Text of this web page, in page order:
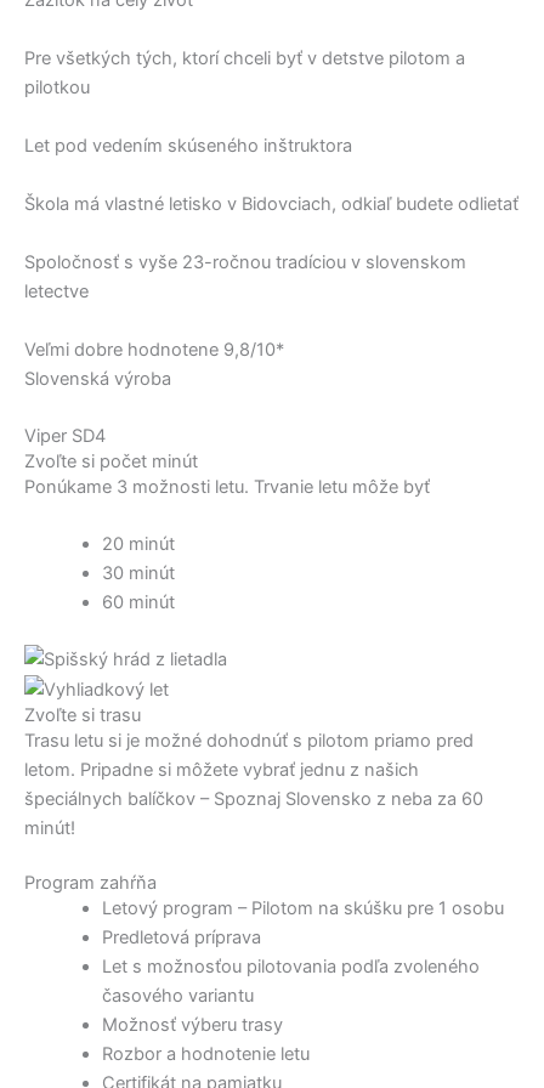
Pre všetkých tých, ktorí chceli byť v detstve pilotom a
pilotkou
Let pod vedením skúseného inštruktora
Škola má vlastné letisko v Bidovciach, odkiaľ budete odlietať
Spoločnosť s vyše 23-ročnou tradíciou v slovenskom
letectve
Veľmi dobre hodnotene 9,8/10*
Slovenská výroba
Viper SD4
Zvoľte si počet minút
Ponúkame 3 možnosti letu. Trvanie letu môže byť
20 minút
30 minút
60 minút
Zvoľte si trasu
Trasu letu si je možné dohodnúť s pilotom priamo pred
letom. Pripadne si môžete vybrať jednu z našich
špeciálnych balíčkov – Spoznaj Slovensko z neba za 60
minút!
Program zahŕňa
Letový program – Pilotom na skúšku pre 1 osobu
Predletová príprava
Let s možnosťou pilotovania podľa zvoleného
časového variantu
Možnosť výberu trasy
Rozbor a hodnotenie letu
Certifikát na pamiatku